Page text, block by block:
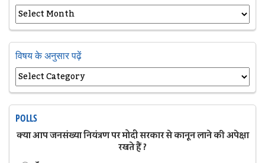
विषय के अनुसार पढ़ें
POLLS
क्या आप जनसंख्या नियंत्रण पर मोदी सरकार से कानून लाने की अपेक्षा
रखते हैं ?